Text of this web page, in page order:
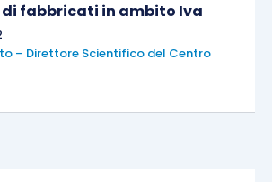
di fabbricati in ambito Iva
– Direttore Scientifico del Centro